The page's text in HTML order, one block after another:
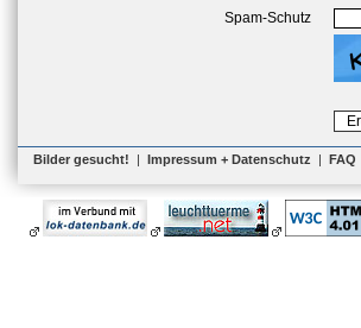
Spam-Schutz
Bilder gesucht! | Impressum + Datenschutz | FAQ